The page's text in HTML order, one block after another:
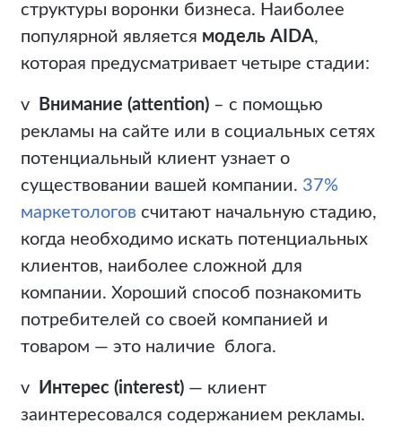
структуры воронки бизнеса. Наиболее
популярной является модель AIDA,
которая предусматривает четыре стадии:
v Внимание (attention) – с помощью
рекламы на сайте или в социальных сетях
потенциальный клиент узнает о
существовании вашей компании. 37%
маркетологов считают начальную стадию,
когда необходимо искать потенциальных
клиентов, наиболее сложной для
компании. Хороший способ познакомить
потребителей со своей компанией и
товаром — это наличие блога.
v Интерес (interest) — клиент
заинтересовался содержанием рекламы.